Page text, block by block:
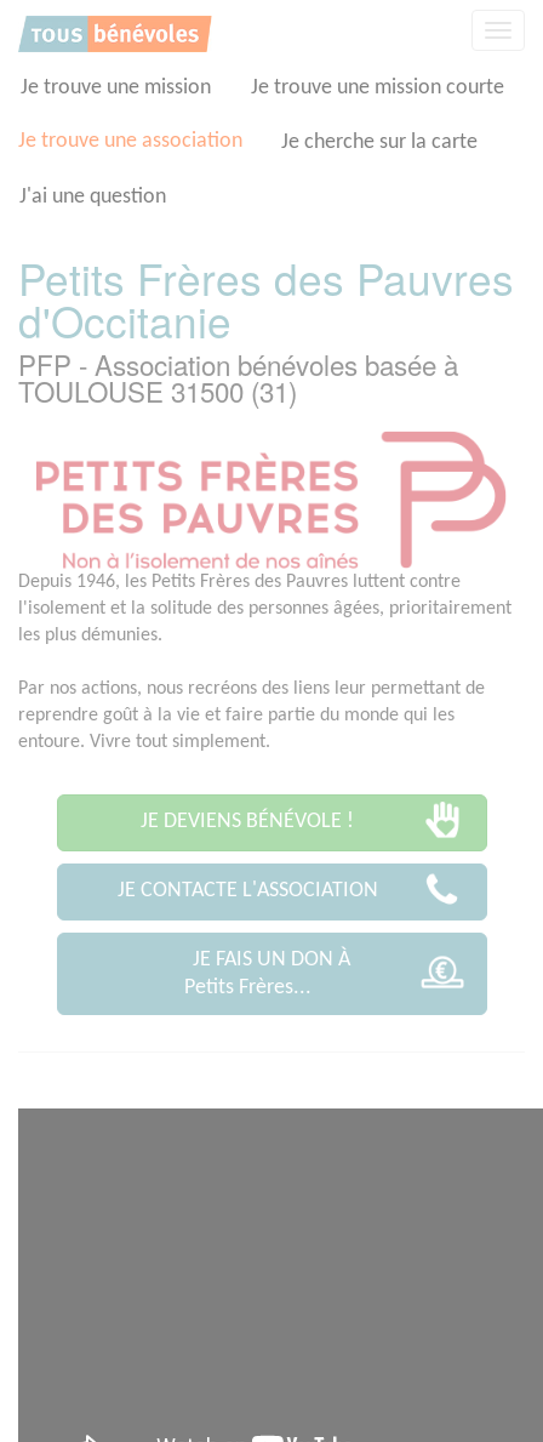
Je trouve une mission Je trouve une mission courte
Je trouve une association Je cherche sur la carte
J'ai une question
Petits Frères des Pauvres
d'Occitanie
PFP - Association bénévoles basée à
TOULOUSE 31500 (31)
Depuis 1946, les Petits Frères des Pauvres luttent contre
l'isolement et la solitude des personnes âgées, prioritairement
les plus démunies.
Par nos actions, nous recréons des liens leur permettant de
reprendre goût à la vie et faire partie du monde qui les
entoure. Vivre tout simplement.
JE DEVIENS BÉNÉVOLE !
JE CONTACTE L'ASSOCIATION
JE FAIS UN DON À
Petits Frères...
Panneau de gestion des cookies